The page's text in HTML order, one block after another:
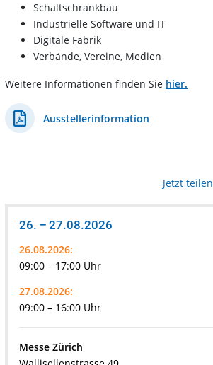
Schaltschrankbau
Industrielle Software und IT
Digitale Fabrik
Verbände, Vereine, Medien
Weitere Informationen finden Sie hier.
Ausstellerinformation
Jetzt teilen
26. – 27.08.2026
26.08.2026:
09:00 – 17:00 Uhr
27.08.2026:
09:00 – 16:00 Uhr
Messe Zürich